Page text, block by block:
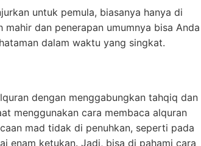
untuk pemula, biasanya hanya di
dan penerapan umumnya bisa Anda
dalam waktu yang singkat.
dengan menggabungkan tahqiq dan
menggunakan cara membaca alquran
mad tidak di penuhkan, seperti pada
enam ketukan. Jadi, bisa di pahami cara